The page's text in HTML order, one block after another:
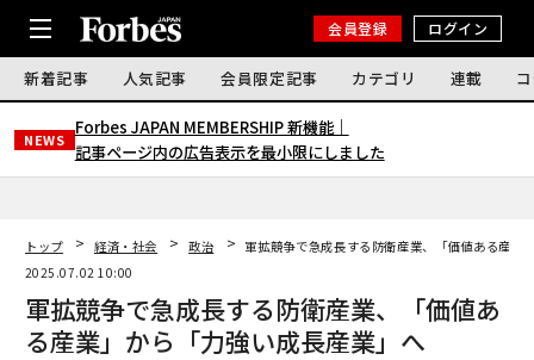
会員登録 ログイン
新着記事 人気記事 会員限定記事 カテゴリ 連載
NEWS
Forbes JAPAN MEMBERSHIP 新機能｜
記事ページ内の広告表示を最小限にしました
トップ 経済・社会 政治
軍拡競争で急成長する防衛産業、「価値ある産業
2025.07.02 10:00
軍拡競争で急成長する防衛産業、「価値あ
る産業」から「力強い成長産業」へ